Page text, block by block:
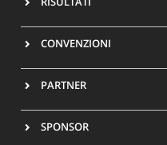
CONVENZIONI
PARTNER
SPONSOR